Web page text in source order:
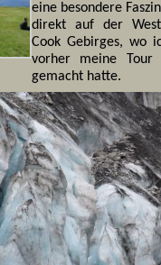
eine besondere
direkt auf der
Cook Gebirges, wo
vorher meine
gemacht hatte.